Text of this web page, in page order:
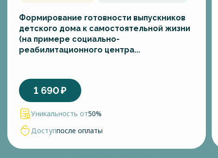
Формирование готовности выпускников
детского дома к самостоятельной жизни
(на примере социально-
реабилитационного центра...
1 690₽
Уникальность от50%
Доступпосле оплаты